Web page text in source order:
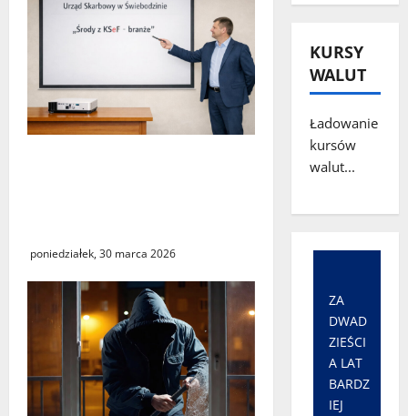
poniedziałek, 30 marca 2026
KURSY
WALUT
Ładowanie
kursów
walut...
ZA
DWAD
ZIEŚCI
A LAT
BARDZ
IEJ